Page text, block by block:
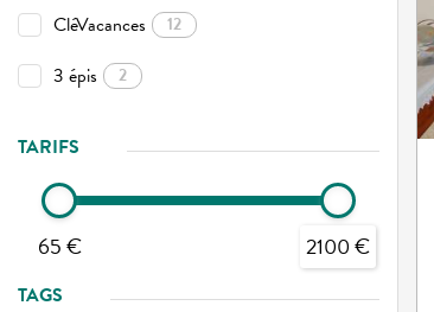
CléVacances 12
3 épis 2
TARIFS
65 € 2100 €
TAGS